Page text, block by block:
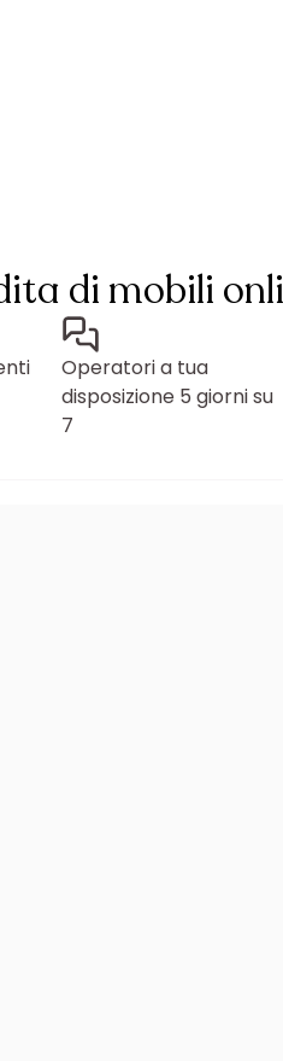
di mobili
Operatori a tua
disposizione 5 giorni su
7